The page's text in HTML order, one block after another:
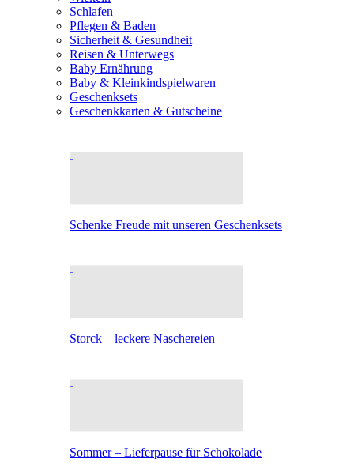
Schlafen
Pflegen & Baden
Sicherheit & Gesundheit
Reisen & Unterwegs
Baby Ernährung
Baby & Kleinkindspielwaren
Geschenksets
Geschenkkarten & Gutscheine
Schenke Freude mit unseren Geschenksets
Storck – leckere Naschereien
Sommer – Lieferpause für Schokolade